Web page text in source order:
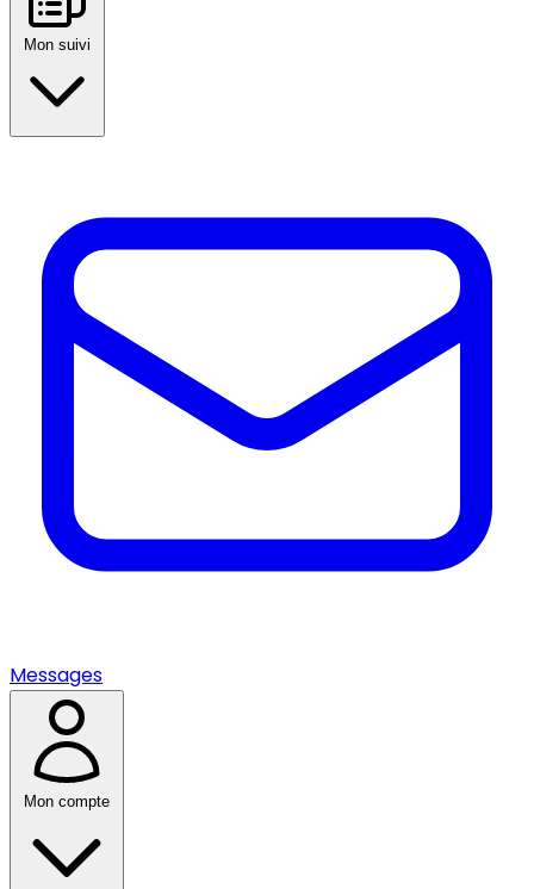
Mon suivi
Messages
Mon compte